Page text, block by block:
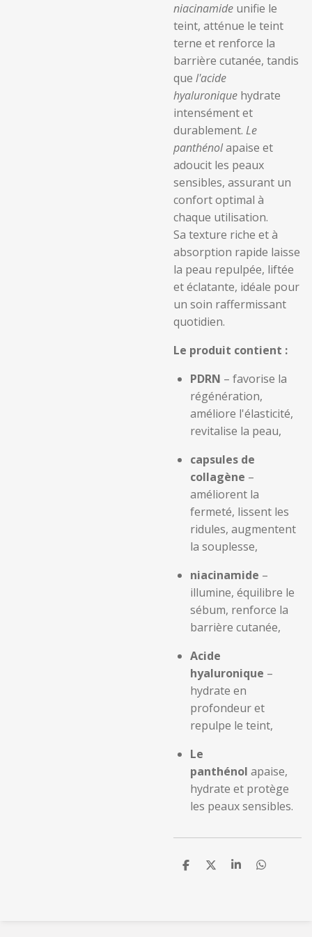
niacinamide unifie le
teint, atténue le teint
terne et renforce la
barrière cutanée, tandis
que l'acide
hyaluronique hydrate
intensément et
durablement. Le
panthénolapaise et
adoucit les peaux
sensibles, assurant un
confort optimal à
chaque utilisation.
Sa texture riche et à
absorption rapide laisse
la peau repulpée, liftée
et éclatante, idéale pour
un soin raffermissant
quotidien.
Le produit contient :
PDRN – favorise la
régénération,
améliore l'élasticité,
revitalise la peau,
capsules de
collagène –
améliorent la
fermeté, lissent les
ridules, augmentent
la souplesse,
niacinamide –
illumine, équilibre le
sébum, renforce la
barrière cutanée,
Acide
hyaluronique –
hydrate en
profondeur et
repulpe le teint,
Le
panthénol apaise,
hydrate et protège
les peaux sensibles.
P
P
P
P